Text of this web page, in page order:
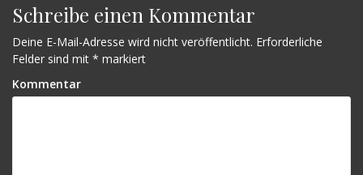
t
r
a
g
Schreibe einen Kommentar
Deine E-Mail-Adresse wird nicht veröffentlicht. Erforderliche
Felder sind mit * markiert
Kommentar